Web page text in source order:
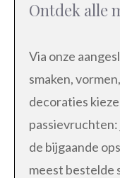
Ontdek alle
Via onze
smaken,
decoraties
de bijgaande
meest bestelde